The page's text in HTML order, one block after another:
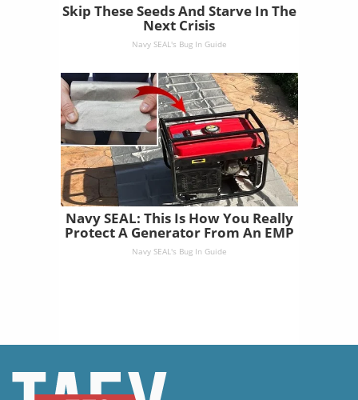
Skip These Seeds And Starve In The
Next Crisis
Navy SEAL's Bug In Guide
Navy SEAL: This Is How You Really
Protect A Generator From An EMP
Navy SEAL's Bug In Guide